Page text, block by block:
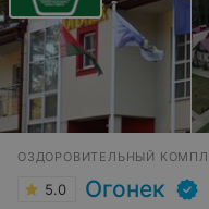
ОЗДОРОВИТЕЛЬНЫЙ
5.0 Огонек